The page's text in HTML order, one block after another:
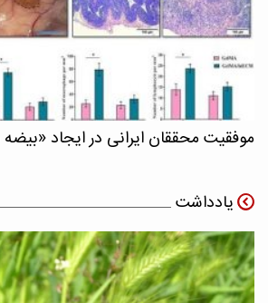
موفقیت محققان ایرانی در ایجاد
یادداشت